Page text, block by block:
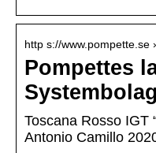
http s://www.pompette.se
Pompettes
Toscana Rosso IGT
Antonio Camillo